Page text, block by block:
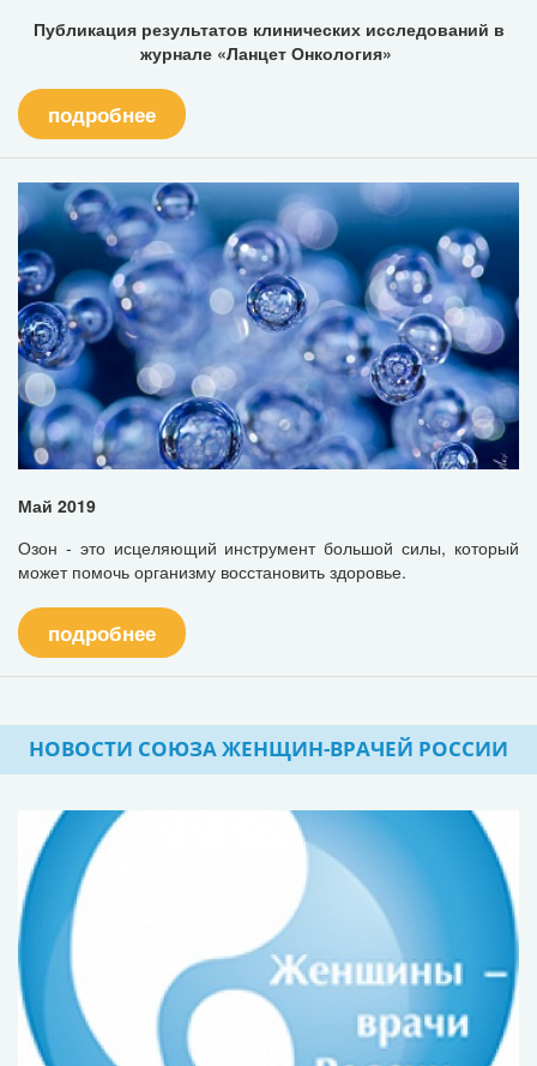
Публикация результатов клинических исследований в
журнале «Ланцет Онкология»
подробнее
Май 2019
Озон - это исцеляющий инструмент большой силы, который
может помочь организму восстановить здоровье.
подробнее
НОВОСТИ СОЮЗА ЖЕНЩИН-ВРАЧЕЙ РОССИИ